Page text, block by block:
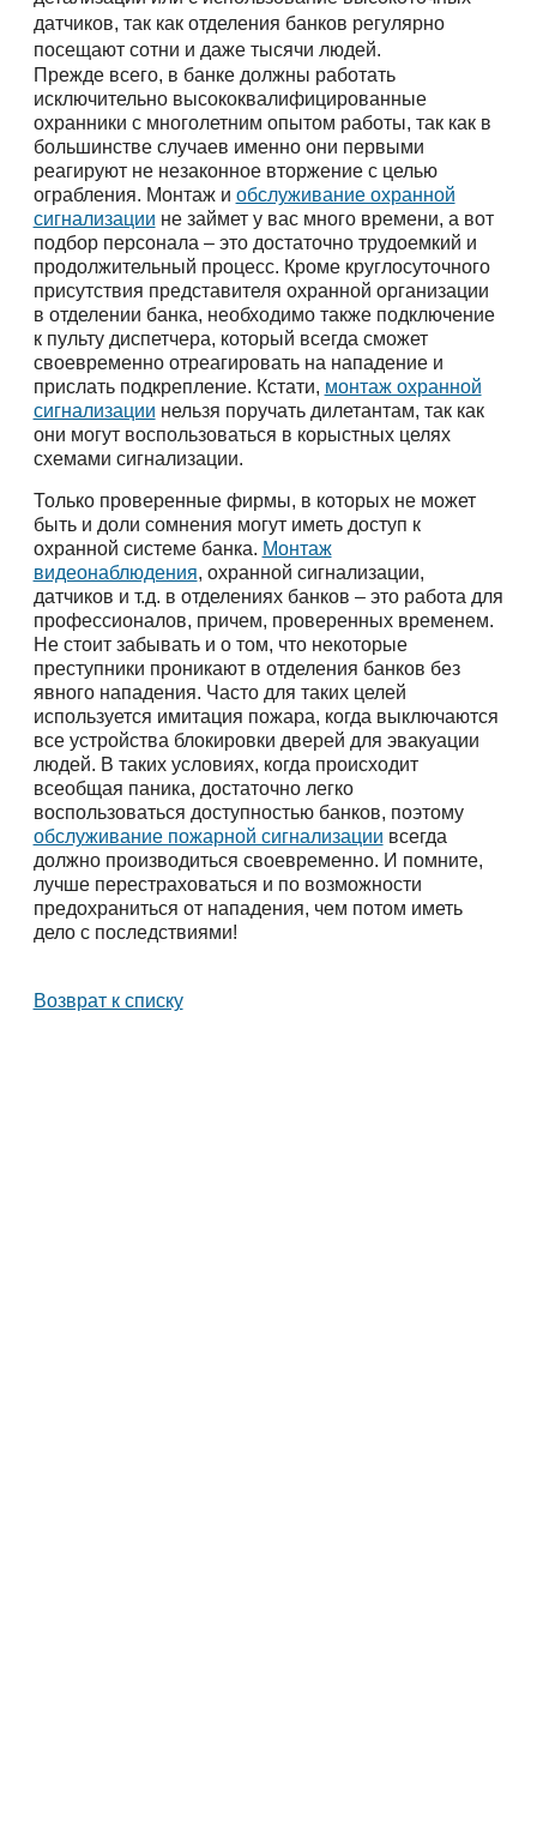
датчиков, так как отделения банков регулярно
посещают сотни и даже тысячи людей.
Прежде всего, в банке должны работать
исключительно высококвалифицированные
охранники с многолетним опытом работы, так как в
большинстве случаев именно они первыми
реагируют не незаконное вторжение с целью
ограбления. Монтаж и обслуживание охранной
сигнализации не займет у вас много времени, а вот
подбор персонала – это достаточно трудоемкий и
продолжительный процесс. Кроме круглосуточного
присутствия представителя охранной организации
в отделении банка, необходимо также подключение
к пульту диспетчера, который всегда сможет
своевременно отреагировать на нападение и
прислать подкрепление. Кстати, монтаж охранной
сигнализации нельзя поручать дилетантам, так как
они могут воспользоваться в корыстных целях
схемами сигнализации.
Только проверенные фирмы, в которых не может
быть и доли сомнения могут иметь доступ к
охранной системе банка. Монтаж
видеонаблюдения, охранной сигнализации,
датчиков и т.д. в отделениях банков – это работа для
профессионалов, причем, проверенных временем.
Не стоит забывать и о том, что некоторые
преступники проникают в отделения банков без
явного нападения. Часто для таких целей
используется имитация пожара, когда выключаются
все устройства блокировки дверей для эвакуации
людей. В таких условиях, когда происходит
всеобщая паника, достаточно легко
воспользоваться доступностью банков, поэтому
обслуживание пожарной сигнализации всегда
должно производиться своевременно. И помните,
лучше перестраховаться и по возможности
предохраниться от нападения, чем потом иметь
дело с последствиями!
Возврат к списку